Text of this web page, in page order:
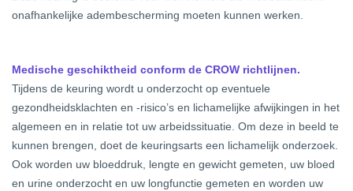
onafhankelijke adembescherming moeten kunnen werken.
Medische geschiktheid conform de CROW richtlijnen.
Tijdens de keuring wordt u onderzocht op eventuele
gezondheidsklachten en -risico’s en lichamelijke afwijkingen in het
algemeen en in relatie tot uw arbeidssituatie. Om deze in beeld te
kunnen brengen, doet de keuringsarts een lichamelijk onderzoek.
Ook worden uw bloeddruk, lengte en gewicht gemeten, uw bloed
en urine onderzocht en uw longfunctie gemeten en worden uw